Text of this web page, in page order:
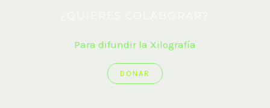
Para difundir la Xilografía
DONAR